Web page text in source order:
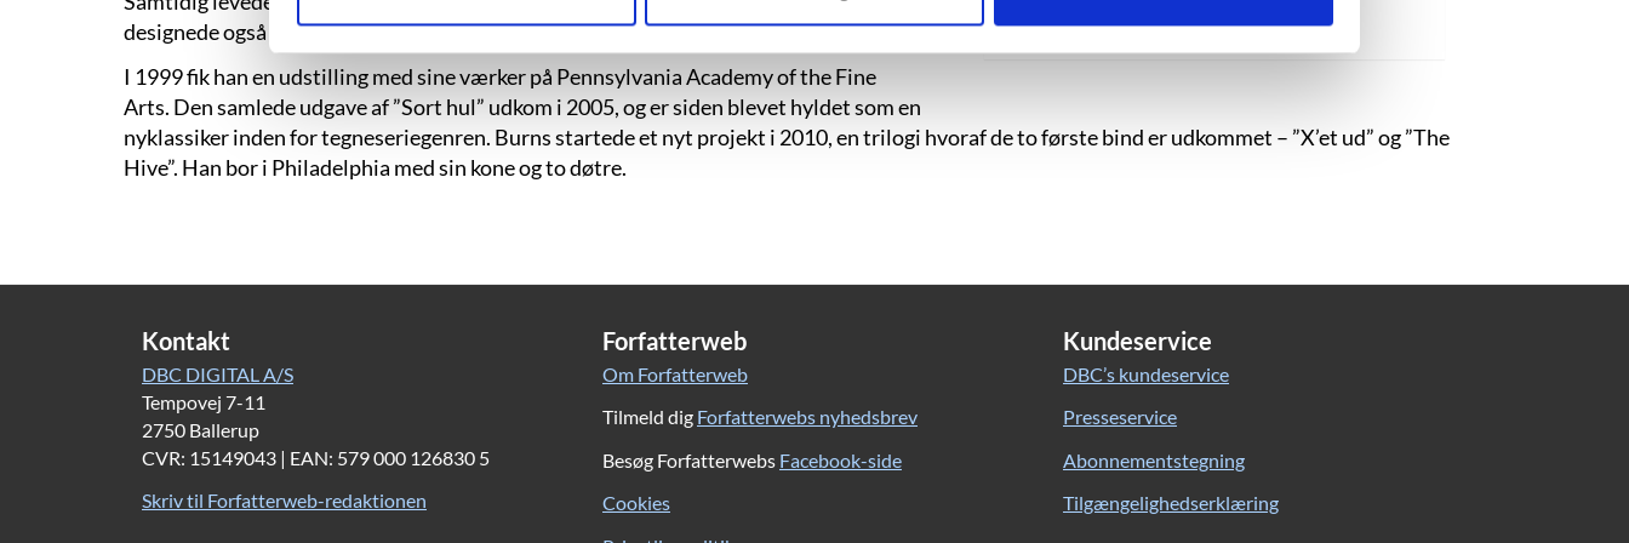
”Sort hul”, upagineret.
designede også pladecovers og leverede illustrationer til reklamekampagner.
I 1999 fik han en udstilling med sine værker på Pennsylvania Academy of the Fine
Arts. Den samlede udgave af ”Sort hul” udkom i 2005, og er siden blevet hyldet som en
nyklassiker inden for tegneseriegenren. Burns startede et nyt projekt i 2010, en trilogi hvoraf de to første bind er udkommet – ”X’et ud” og ”The
Hive”. Han bor i Philadelphia med sin kone og to døtre.
Kontakt
DBC DIGITAL A/S
Tempovej 7-11
2750 Ballerup
CVR: 15149043 | EAN: 579 000 126830 5
Skriv til Forfatterweb-redaktionen
Forfatterweb
Om Forfatterweb
Tilmeld dig Forfatterwebs nyhedsbrev
Besøg Forfatterwebs Facebook-side
Cookies
Kundeservice
DBC’s kundeservice
Presseservice
Abonnementstegning
Tilgængelighedserklæring